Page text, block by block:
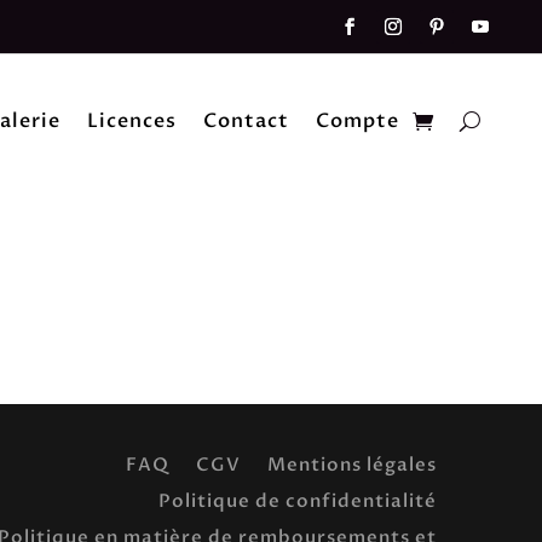
Licences Contact Compte
FAQ CGV
Mentions légales
Politique de confidentialité